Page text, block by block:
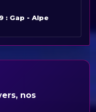
: Gap - Alpe
nos